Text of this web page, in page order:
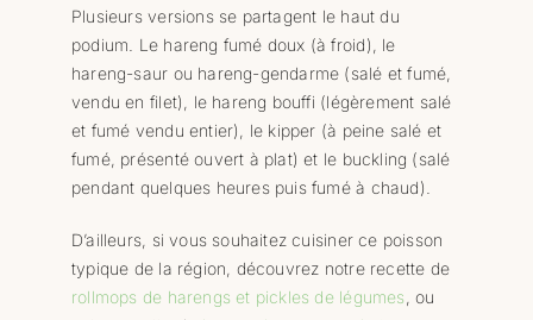
Plusieurs versions se partagent le haut du
podium. Le hareng fumé doux (à froid), le
hareng-saur ou hareng-gendarme (salé et fumé,
vendu en filet), le hareng bouffi (légèrement salé
et fumé vendu entier), le kipper (à peine salé et
fumé, présenté ouvert à plat) et le buckling (salé
pendant quelques heures puis fumé à chaud).
D’ailleurs, si vous souhaitez cuisiner ce poisson
typique de la région, découvrez notre recette de
rollmops de harengs et pickles de légumes , ou